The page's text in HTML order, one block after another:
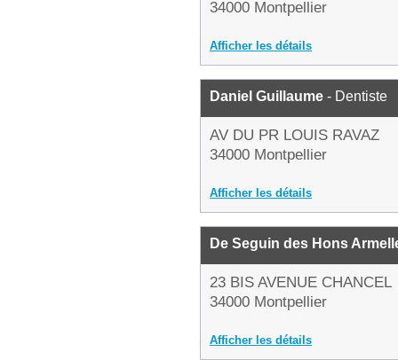
34000 Montpellier
Afficher les détails
Daniel Guillaume - Dentiste
AV DU PR LOUIS RAVAZ
34000 Montpellier
Afficher les détails
De Seguin des Hons
23 BIS AVENUE CHANCEL
34000 Montpellier
Afficher les détails